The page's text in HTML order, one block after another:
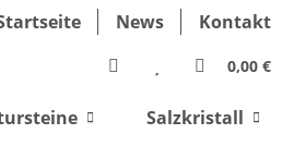
News Kontakt
0,00 €
Salzkristall